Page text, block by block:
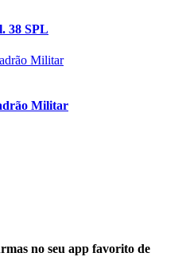
38 SPL
Militar
no seu app favorito de